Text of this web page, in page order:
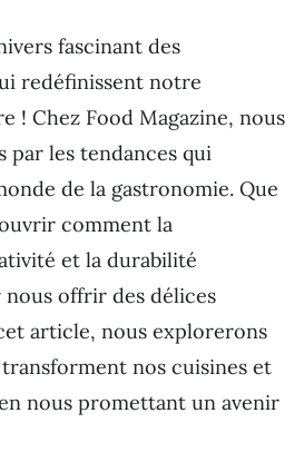
fascinant des
redéfinissent notre
! Chez Food Magazine, nous
par les tendances qui
de la gastronomie. Que
comment la
et la durabilité
nous offrir des délices
article, nous explorerons
nos cuisines et
nous promettant un avenir